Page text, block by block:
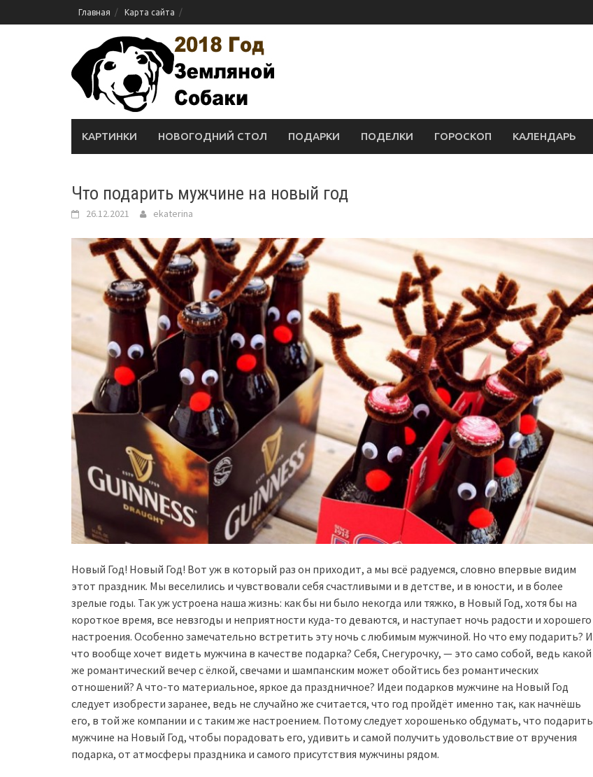
to
Главная Карта сайта
КАРТИНКИ НОВОГОДНИЙ СТОЛ ПОДАРКИ ПОДЕЛКИ ГОРОСКОП КАЛЕНДАРЬ
Что подарить мужчине на новый год
26.12.2021 ekaterina
Новый Год! Новый Год! Вот уж в который раз он приходит, а мы всё радуемся, словно впервые видим
этот праздник. Мы веселились и чувствовали себя счастливыми и в детстве, и в юности, и в более
зрелые годы. Так уж устроена наша жизнь: как бы ни было некогда или тяжко, в Новый Год, хотя бы на
короткое время, все невзгоды и неприятности куда-то деваются, и наступает ночь радости и хорошего
настроения. Особенно замечательно встретить эту ночь с любимым мужчиной. Но что ему подарить? И
что вообще хочет видеть мужчина в качестве подарка? Себя, Снегурочку, — это само собой, ведь какой
же романтический вечер с ёлкой, свечами и шампанским может обойтись без романтических
отношений? А что-то материальное, яркое да праздничное? Идеи подарков мужчине на Новый Год
следует изобрести заранее, ведь не случайно же считается, что год пройдёт именно так, как начнёшь
его, в той же компании и с таким же настроением. Потому следует хорошенько обдумать, что подарить
мужчине на Новый Год, чтобы порадовать его, удивить и самой получить удовольствие от вручения
подарка, от атмосферы праздника и самого присутствия мужчины рядом.